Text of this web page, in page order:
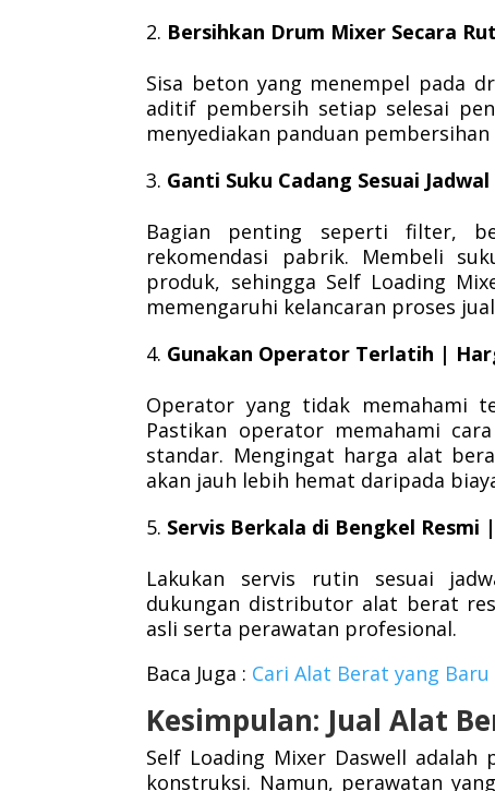
Bersihkan Drum Mixer Secara
Sisa beton yang menempel pada
aditif pembersih setiap selesai
menyediakan panduan
Ganti Suku Cadang Sesuai
Bagian penting seperti filter,
rekomendasi pabrik. Membeli
produk, sehingga Self Loading
memengaruhi kelancaran proses
Gunakan Operator Terlatih |
Operator yang tidak memahami
Pastikan operator memahami
standar. Mengingat harga alat
akan jauh lebih hemat daripada
Servis Berkala di Bengkel
Lakukan servis rutin sesuai
dukungan distributor alat berat
asli serta perawatan profesional.
Baca Juga : Cari Alat Berat yang Baru
Kesimpulan: Jual Alat
Self Loading Mixer Daswell
konstruksi. Namun, perawatan